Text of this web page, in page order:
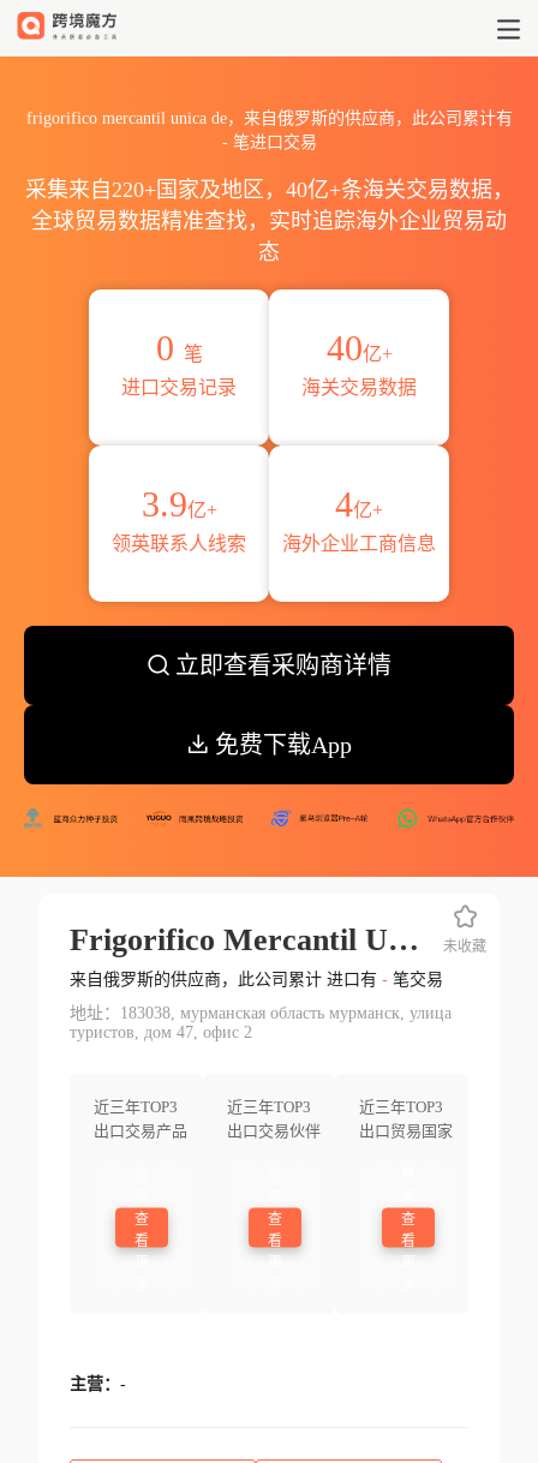
frigorifico mercantil unica de，来自俄罗斯的供应商，此公司累计有
-笔进口交易
采集来自220+国家及地区，40亿+条海关交易数据，
全球贸易数据精准查找，实时追踪海外企业贸易动
态
0 笔
进口交易记录
40亿+
海关交易数据
3.9亿+
领英联系人线索
4亿+
海外企业工商信息
立即查看采购商详情
免费下载App
Frigorifico Mercantil Unica De
来自俄罗斯的供应商，此公司累计 进口有 -笔交易
地址：183038, мурманская область мурманск, улица
туристов, дом 47, офис 2
近三年TOP3
出口交易产品
查
看
近三年TOP3
出口交易伙伴
查
看
近三年TOP3
出口贸易国家
查
看
未收藏
主营： -